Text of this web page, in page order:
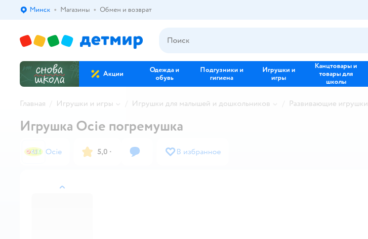
Выбор адреса доставки.
Минск Магазины Обмен и возврат
Акции
Одежда и
обувь
Подгузники и
гигиена
Игрушки и
игры
Канцтовары и
товары для
школы
Главная Игрушки и игры Игрушки для малышей и дошкольников Развивающие игрушки
назад
Игрушка Ocie погремушка
Ocie 5,0 · В избранное